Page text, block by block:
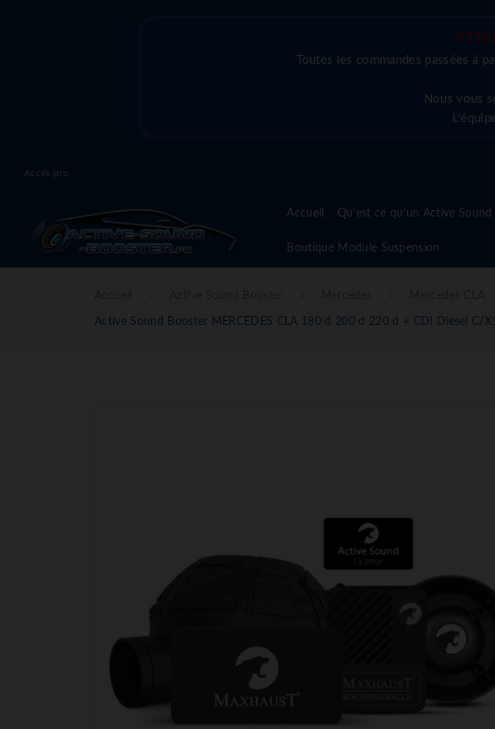
Toutes les commandes passées à
Nous vous
Accès pro
Accueil Qu'est ce qu'un Active Sound
Boutique Module Suspension
Active Sound Booster MERCEDES CLA 180 d 200 d 220 d + CDI Diesel C/